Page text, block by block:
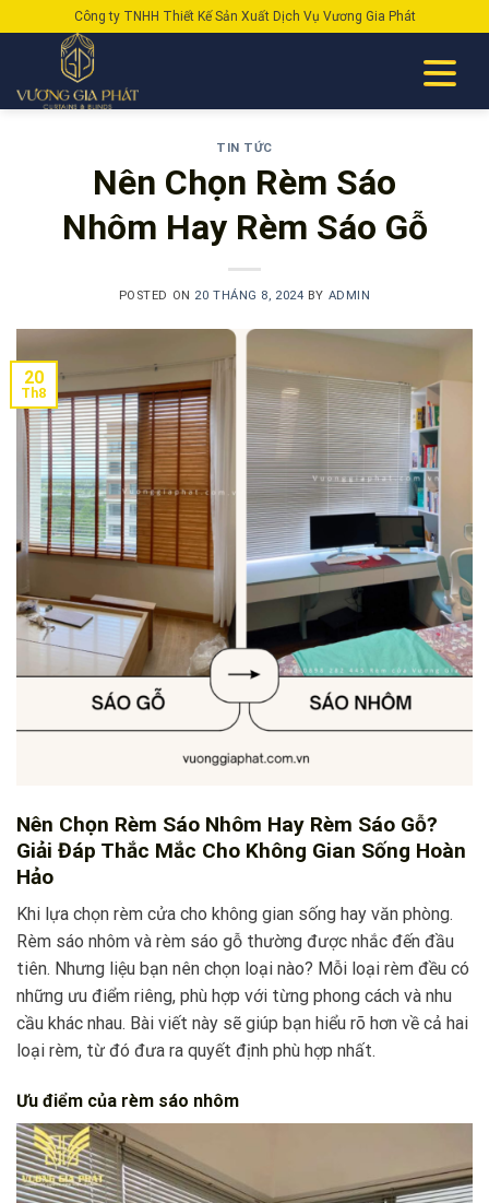
to
Công ty TNHH Thiết Kế Sản Xuất Dịch Vụ Vương Gia Phát
TIN TỨC
Nên Chọn Rèm Sáo
Nhôm Hay Rèm Sáo Gỗ
POSTED ON 20 THÁNG 8, 2024 BY ADMIN
20
Th8
Nên Chọn Rèm Sáo Nhôm Hay Rèm Sáo Gỗ?
Giải Đáp Thắc Mắc Cho Không Gian Sống Hoàn
Hảo
Khi lựa chọn rèm cửa cho không gian sống hay văn phòng.
Rèm sáo nhôm và rèm sáo gỗ thường được nhắc đến đầu
tiên. Nhưng liệu bạn nên chọn loại nào? Mỗi loại rèm đều có
những ưu điểm riêng, phù hợp với từng phong cách và nhu
cầu khác nhau. Bài viết này sẽ giúp bạn hiểu rõ hơn về cả hai
loại rèm, từ đó đưa ra quyết định phù hợp nhất.
Ưu điểm của rèm sáo nhôm